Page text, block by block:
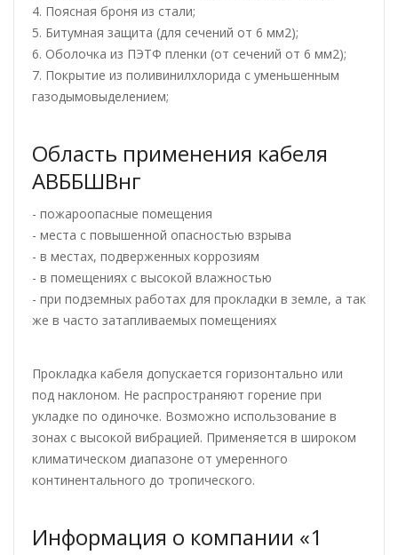
4. Поясная броня из стали;
5. Битумная защита (для сечений от 6 мм2);
6. Оболочка из ПЭТФ пленки (от сечений от 6 мм2);
7. Покрытие из поливинилхлорида с уменьшенным
газодымовыделением;
Область применения кабеля
АВББШВнг
- пожароопасные помещения
- места с повышенной опасностью взрыва
- в местах, подверженных коррозиям
- в помещениях с высокой влажностью
- при подземных работах для прокладки в земле, а так
же в часто затапливаемых помещениях
Прокладка кабеля допускается горизонтально или
под наклоном. Не распространяют горение при
укладке по одиночке. Возможно использование в
зонах с высокой вибрацией. Применяется в широком
климатическом диапазоне от умеренного
континентального до тропического.
Информация о компании «1